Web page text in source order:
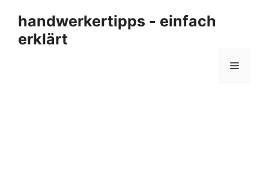
Inhalt
springen
handwerkertipps - einfach
erklärt
Menü